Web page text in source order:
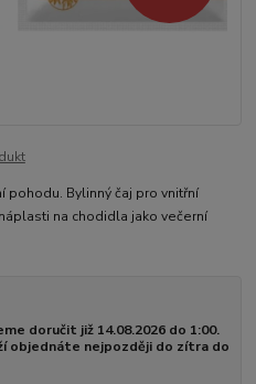
pohodu. Bylinný čaj pro vnitřní
na chodidla jako večerní
doručit již 14.08.2026 do 1:00.
objednáte nejpozději do zítra do